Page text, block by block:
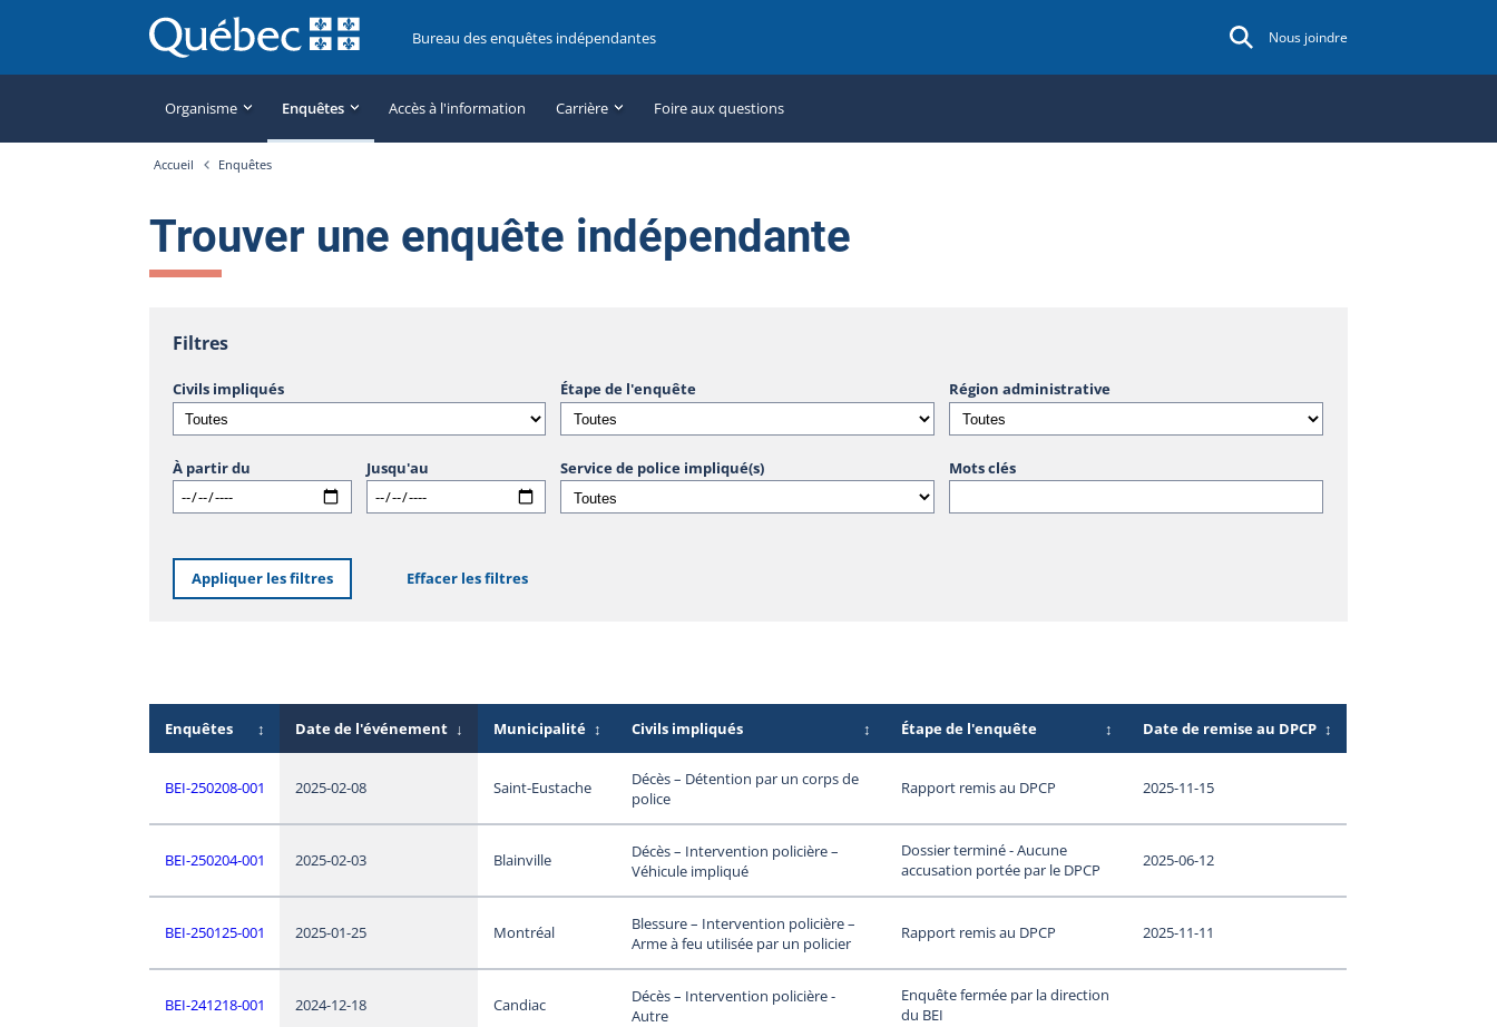
Bureau des enquêtes indépendantes Nous joindre
Organisme Enquêtes Accès à l'information Carrière Foire aux questions
Accueil Enquêtes
Trouver une enquête indépendante
Filtres
Civils impliqués Étape de l'enquête Région administrative
À partir du Jusqu'au Service de police impliqué(s) Mots clés
Appliquer les filtres Effacer les filtres
Enquêtes ↕ Date de l'événement ↓ Municipalité ↕ Civils impliqués ↕ Étape de l'enquête ↕ Date de remise au DPCP ↕
BEI-250208-001 2025-02-08 Saint-Eustache
Décès – Détention par un corps de
police
Rapport remis au DPCP 2025-11-15
BEI-250204-001 2025-02-03 Blainville
Décès – Intervention policière –
Véhicule impliqué
Dossier terminé - Aucune
accusation portée par le DPCP
2025-06-12
BEI-250125-001 2025-01-25 Montréal
Blessure – Intervention policière –
Arme à feu utilisée par un policier
Rapport remis au DPCP 2025-11-11
BEI-241218-001 2024-12-18 Candiac
Décès – Intervention policière -
Autre
Enquête fermée par la direction
du BEI